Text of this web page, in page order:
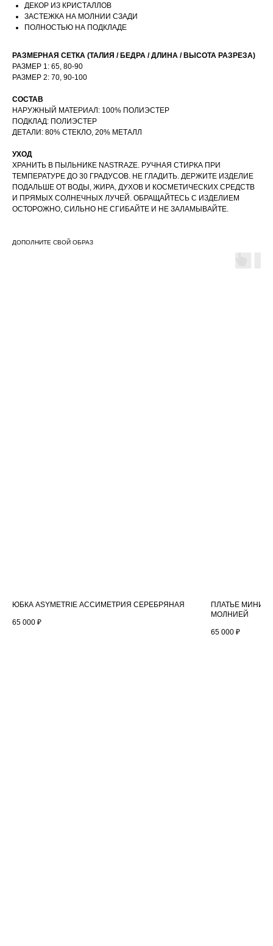
ДЕКОР ИЗ КРИСТАЛЛОВ
ЗАСТЕЖКА НА МОЛНИИ СЗАДИ
ПОЛНОСТЬЮ НА ПОДКЛАДЕ
РАЗМЕРНАЯ СЕТКА (ТАЛИЯ / БЕДРА / ДЛИНА / ВЫСОТА РАЗРЕЗА)
РАЗМЕР 1: 65, 80-90
РАЗМЕР 2: 70, 90-100
СОСТАВ
НАРУЖНЫЙ МАТЕРИАЛ: 100% ПОЛИЭСТЕР
ПОДКЛАД: ПОЛИЭСТЕР
ДЕТАЛИ: 80% СТЕКЛО, 20% МЕТАЛЛ
УХОД
ХРАНИТЬ В ПЫЛЬНИКЕ NASTRAZE. РУЧНАЯ СТИРКА ПРИ
ТЕМПЕРАТУРЕ ДО 30 ГРАДУСОВ. НЕ ГЛАДИТЬ. ДЕРЖИТЕ ИЗДЕЛИЕ
ПОДАЛЬШЕ ОТ ВОДЫ, ЖИРА, ДУХОВ И КОСМЕТИЧЕСКИХ СРЕДСТВ
И ПРЯМЫХ СОЛНЕЧНЫХ ЛУЧЕЙ. ОБРАЩАЙТЕСЬ С ИЗДЕЛИЕМ
ОСТОРОЖНО, СИЛЬНО НЕ СГИБАЙТЕ И НЕ ЗАЛАМЫВАЙТЕ.
ДОПОЛНИТЕ СВОЙ ОБРАЗ
ЮБКА ASYMETRIE АССИМЕТРИЯ СЕРЕБРЯНАЯ
65 000 ₽
ПЛАТЬЕ МИНИ
МОЛНИЕЙ
65 000 ₽
Публичная оферта